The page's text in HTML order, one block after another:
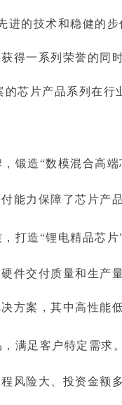
进的技术和稳健的
得一系列荣誉的同
芯片产品系列在
，锻造“数模混合高
能力保障了芯片产
，打造“锂电精品芯
件交付质量和生产
方案，其中高性能
，满足客户特定需
风险大、投资金额